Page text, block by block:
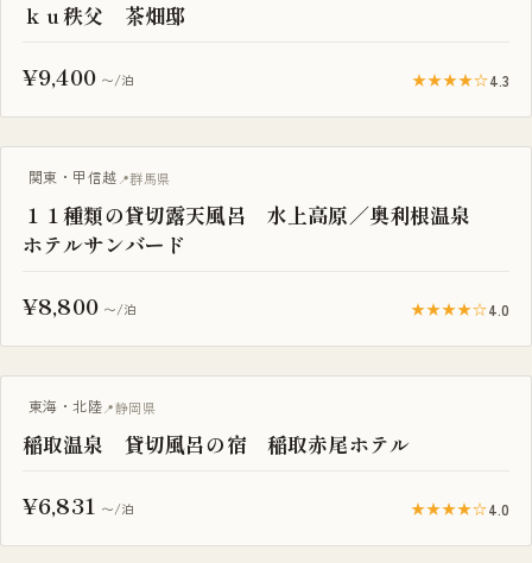
ｋｕ秩父 茶畑邸
¥9,400 〜/泊 ★★★★☆4.3
一棟貸し
関東・甲信越 群馬県
１１種類の貸切露天風呂 水上高原／奥利根温泉
ホテルサンバード
¥8,800 〜/泊 ★★★★☆4.0
一棟貸し
東海・北陸 静岡県
稲取温泉 貸切風呂の宿 稲取赤尾ホテル
¥6,831 〜/泊 ★★★★☆4.0